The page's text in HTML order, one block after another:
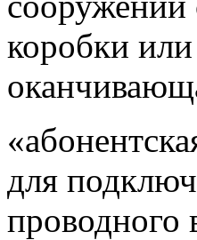
коробки
для
проводного